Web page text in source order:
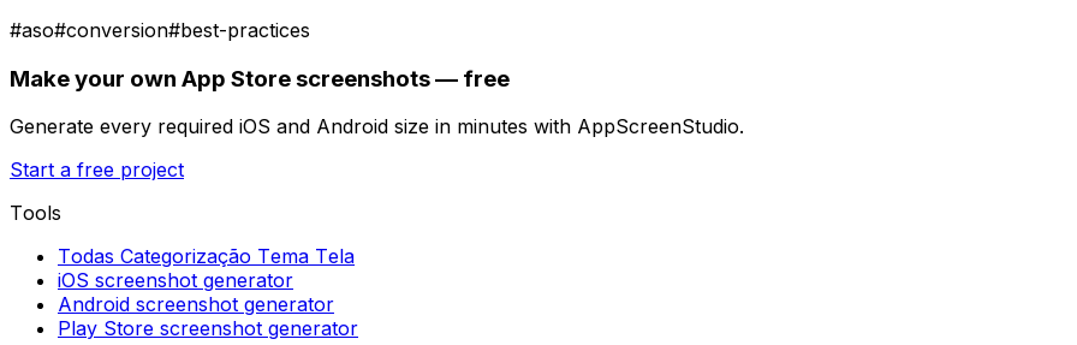
#aso#conversion#best-practices
Make your own App Store screenshots — free
Generate every required iOS and Android size in minutes with AppScreenStudio.
Start a free project
Tools
Todas Categorização Tema Tela
iOS screenshot generator
Android screenshot generator
Play Store screenshot generator